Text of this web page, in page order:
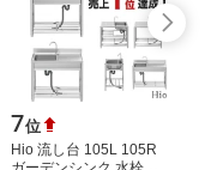
7位
Hio 流し台 105L 105R